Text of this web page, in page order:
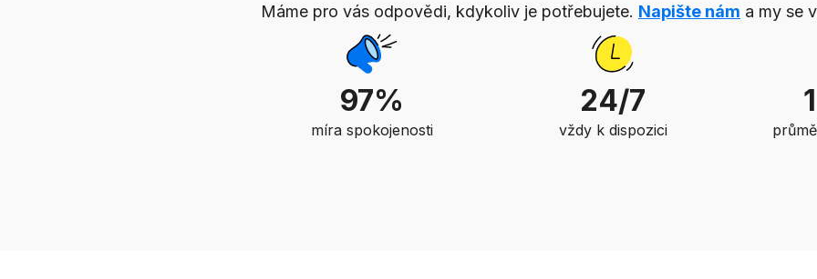
Máme pro vás odpovědi, kdykoliv je potřebujete. Napište nám a my se
97%
míra spokojenosti
24/7
vždy k dispozici